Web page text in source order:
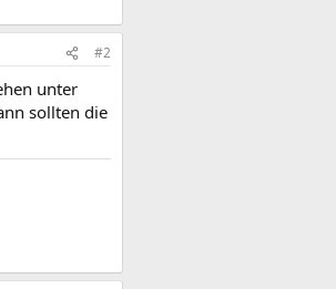
#2
unter
sollten die